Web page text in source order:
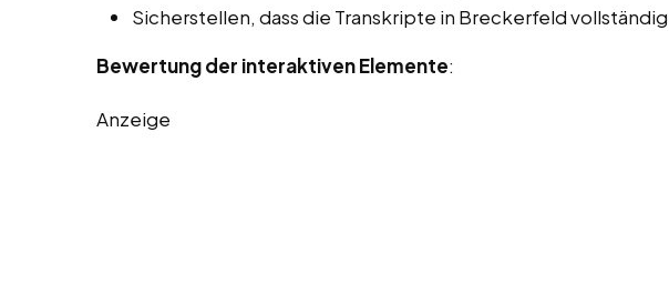
Sicherstellen, dass die Transkripte in Breckerfeld
Bewertung der interaktiven Elemente:
Anzeige